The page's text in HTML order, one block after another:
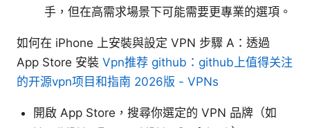
手，但在高需求場景下可能需要更專業的選項。
如何在 iPhone 上安裝與設定 VPN 步驟 A：透過
App Store 安裝 Vpn推荐 github：github上值得关注
的开源vpn项目和指南 2026版 - VPNs
開啟 App Store，搜尋你選定的 VPN 品牌（如